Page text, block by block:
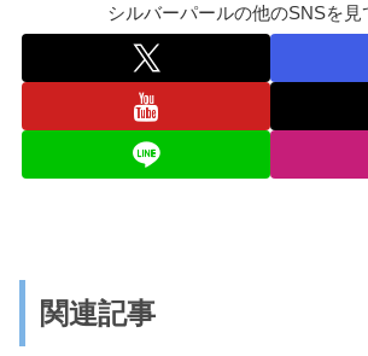
シルバーパールの他のSNSを見
関連記事